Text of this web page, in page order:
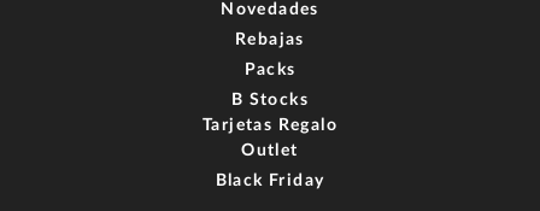
Novedades
Rebajas
Packs
B Stocks
Tarjetas Regalo
Outlet
Black Friday